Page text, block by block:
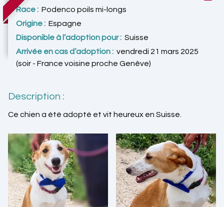
Race : Podenco poils mi-longs
Origine : Espagne
Disponible à l’adoption pour : Suisse
Arrivée en cas d’adoption : vendredi 21 mars 2025
(soir - France voisine proche Genêve)
Description :
Ce chien a été adopté et vit heureux en Suisse.